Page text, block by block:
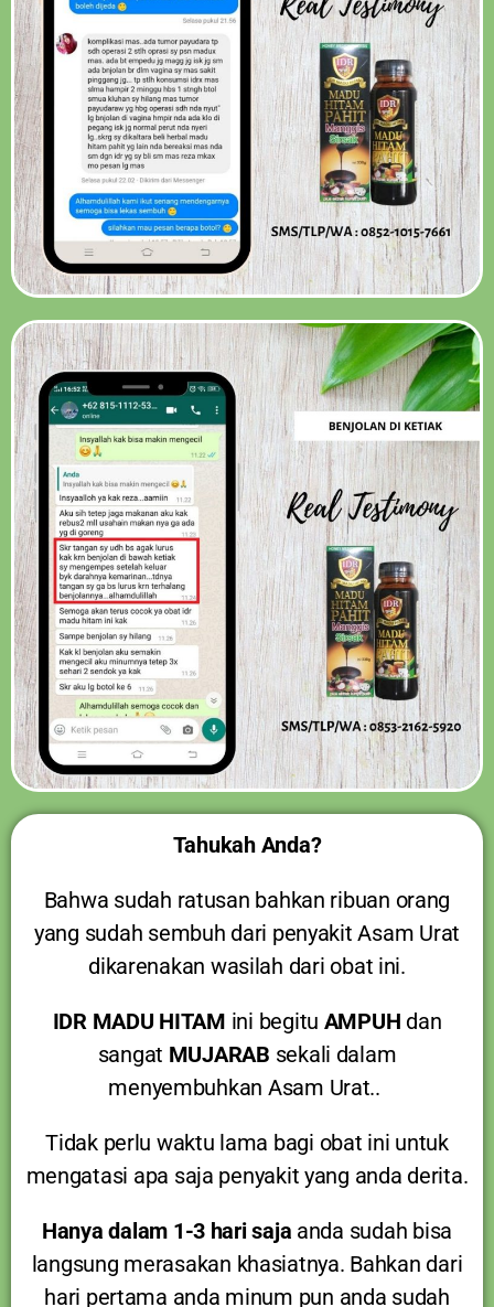
Tahukah Anda?
Bahwa sudah ratusan bahkan ribuan orang
yang sudah sembuh dari penyakit Asam Urat
dikarenakan wasilah dari obat ini.
IDR MADU HITAM ini begitu AMPUH dan
sangat MUJARAB sekali dalam
menyembuhkan Asam Urat..
Tidak perlu waktu lama bagi obat ini untuk
mengatasi apa saja penyakit yang anda derita.
Hanya dalam 1-3 hari saja anda sudah bisa
langsung merasakan khasiatnya. Bahkan dari
hari pertama anda minum pun anda sudah